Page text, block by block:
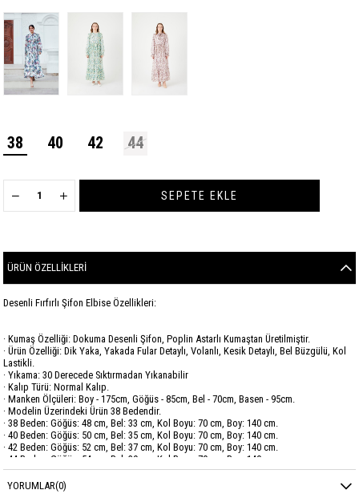
38 40 42 44
ÜRÜN ÖZELLIKLERI
Desenli Fırfırlı Şifon Elbise Özellikleri:
· Kumaş Özelliği: Dokuma Desenli Şifon, Poplin Astarlı Kumaştan Üretilmiştir.
· Ürün Özelliği: Dik Yaka, Yakada Fular Detaylı, Volanlı, Kesik Detaylı, Bel Büzgülü, Kol
Lastikli.
· Yıkama: 30 Derecede Sıktırmadan Yıkanabilir
· Kalıp Türü: Normal Kalıp.
· Manken Ölçüleri: Boy - 175cm, Göğüs - 85cm, Bel - 70cm, Basen - 95cm.
· Modelin Üzerindeki Ürün 38 Bedendir.
· 38 Beden: Göğüs: 48 cm, Bel: 33 cm, Kol Boyu: 70 cm, Boy: 140 cm.
· 40 Beden: Göğüs: 50 cm, Bel: 35 cm, Kol Boyu: 70 cm, Boy: 140 cm.
· 42 Beden: Göğüs: 52 cm, Bel: 37 cm, Kol Boyu: 70 cm, Boy: 140 cm.
· 44 Beden: Göğüs: 54 cm, Bel: 39 cm, Kol Boyu: 70 cm, Boy: 140 cm.
Marka
YORUMLAR(0)